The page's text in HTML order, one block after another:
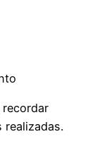
realizadas.